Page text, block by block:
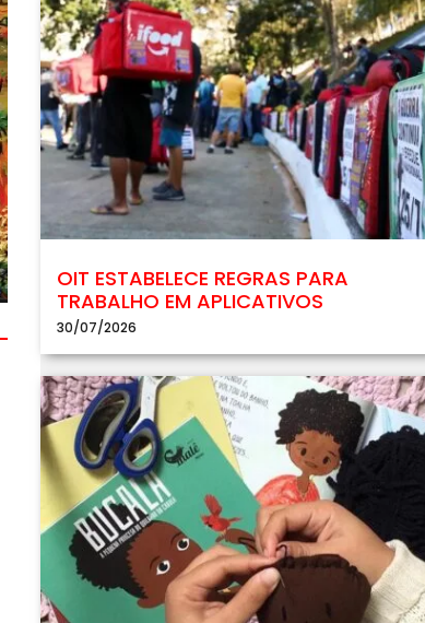
OIT ESTABELECE REGRAS PARA
TRABALHO EM APLICATIVOS
30/07/2026